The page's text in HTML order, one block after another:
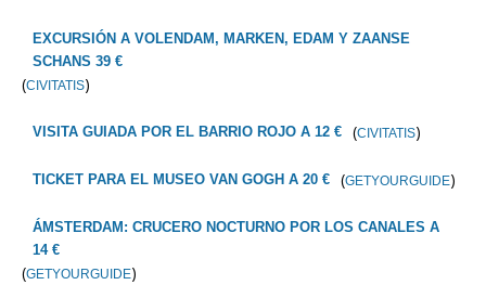
EXCURSIÓN A VOLENDAM, MARKEN, EDAM Y ZAANSE
SCHANS 39 €
(CIVITATIS)
VISITA GUIADA POR EL BARRIO ROJO A 12 € (CIVITATIS)
TICKET PARA EL MUSEO VAN GOGH A 20 € (GETYOURGUIDE)
ÁMSTERDAM: CRUCERO NOCTURNO POR LOS CANALES A
14 €
(GETYOURGUIDE)